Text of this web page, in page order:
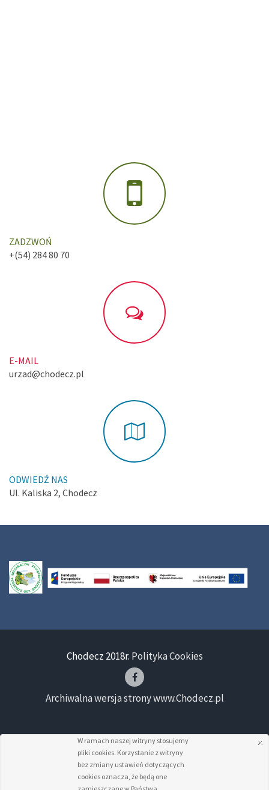
ZADZWOŃ
+(54) 284 80 70
E-MAIL
urzad@chodecz.pl
ODWIEDŹ NAS
Ul. Kaliska 2, Chodecz
Chodecz 2018r. Polityka Cookies
Archiwalna wersja strony www.Chodecz.pl
W ramach naszej witryny stosujemy
pliki cookies. Korzystanie z witryny
bez zmiany ustawień dotyczących
cookies oznacza, że będą one